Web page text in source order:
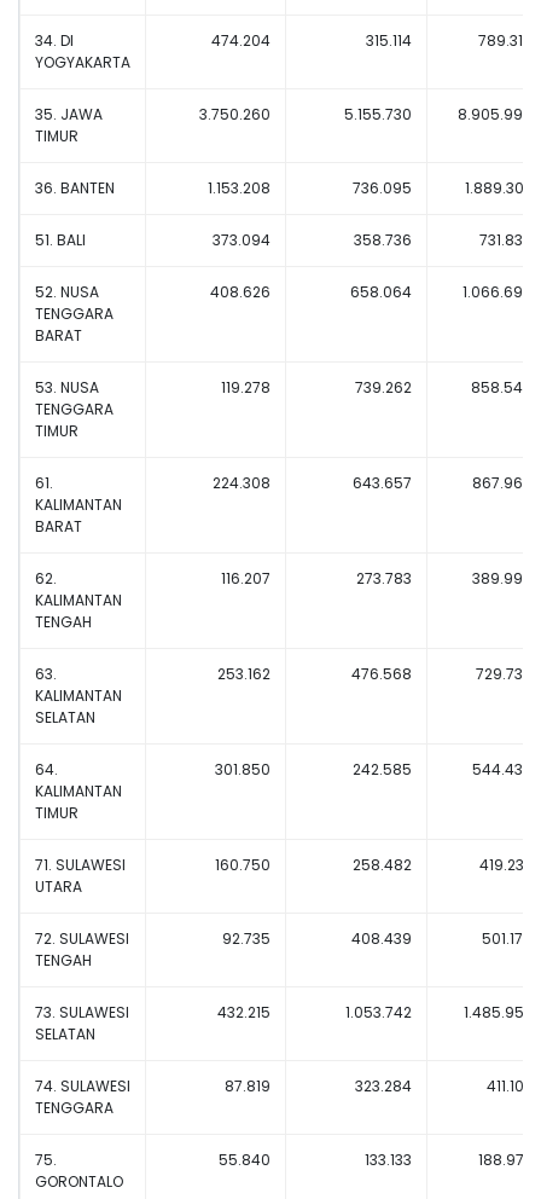
34. DI
YOGYAKARTA
474.204 315.114 789.318
35. JAWA
TIMUR
3.750.260 5.155.730 8.905.990
36. BANTEN 1.153.208 736.095 1.889.303
51. BALI 373.094 358.736 731.830
52. NUSA
TENGGARA
BARAT
408.626 658.064 1.066.690
53. NUSA
TENGGARA
TIMUR
119.278 739.262 858.540
61.
KALIMANTAN
BARAT
224.308 643.657 867.965
62.
KALIMANTAN
TENGAH
116.207 273.783 389.990
63.
KALIMANTAN
SELATAN
253.162 476.568 729.730
64.
KALIMANTAN
TIMUR
301.850 242.585 544.435
71. SULAWESI
UTARA
160.750 258.482 419.232
72. SULAWESI
TENGAH
92.735 408.439 501.174
73. SULAWESI
SELATAN
432.215 1.053.742 1.485.957
74. SULAWESI
TENGGARA
87.819 323.284 411.103
75.
GORONTALO
55.840 133.133 188.973